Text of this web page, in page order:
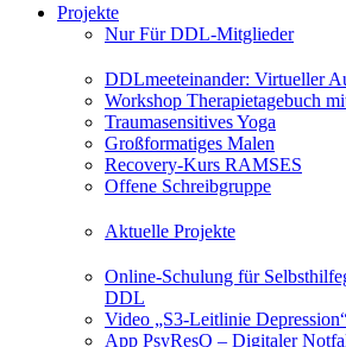
Projekte
Nur Für DDL-Mitglieder
DDLmeeteinander: Virtueller
Workshop Therapietagebuch
Traumasensitives Yoga
Großformatiges Malen
Recovery-Kurs RAMSES
Offene Schreibgruppe
Aktuelle Projekte
Online-Schulung für
DDL
Video „S3-Leitlinie
App PsyResQ – Digitaler